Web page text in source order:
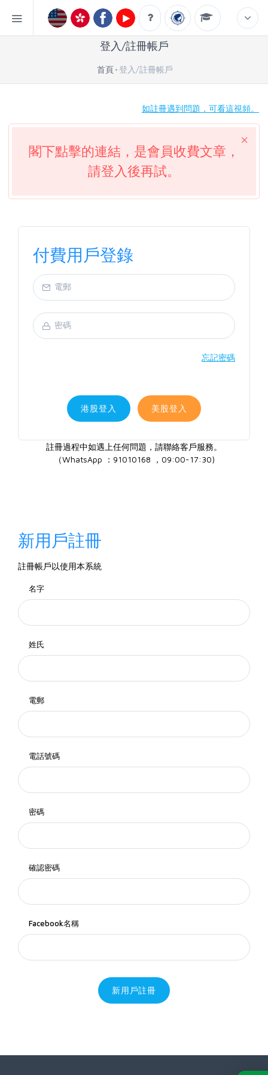
登入/註冊帳戶
首頁 登入/註冊帳戶
如註冊遇到問題，可看這視頻。
閣下點擊的連結，是會員收費文章，
請登入後再試。
付費用戶登錄
忘記密碼
港股登入 美股登入
註冊過程中如遇上任何問題，請聯絡客戶服務。
（WhatsApp ：91010168 ，09:00-17:30)
新用戶註冊
註冊帳戶以使用本系統
名字
姓氏
電郵
電話號碼
密碼
確認密碼
Facebook名稱
新用戶註冊